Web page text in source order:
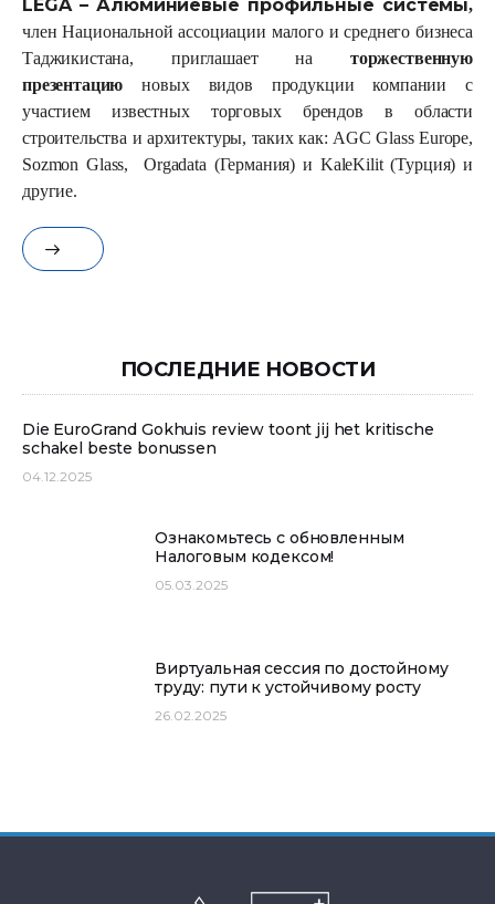
LEGA – Алюминиевые профильные системы,
член Национальной ассоциации малого и среднего бизнеса
Таджикистана, приглашает на торжественную
презентацию новых видов продукции компании с
участием известных торговых брендов в области
строительства и архитектуры, таких как: AGC Glass Europe,
Sozmon Glass, Orgadata (Германия) и KaleKilit (Турция) и
другие.
ПОСЛЕДНИЕ НОВОСТИ
Die EuroGrand Gokhuis review toont jij het kritische
schakel beste bonussen
04.12.2025
Ознакомьтесь с обновленным
Налоговым кодексом!
05.03.2025
Виртуальная сессия по достойному
труду: пути к устойчивому росту
26.02.2025